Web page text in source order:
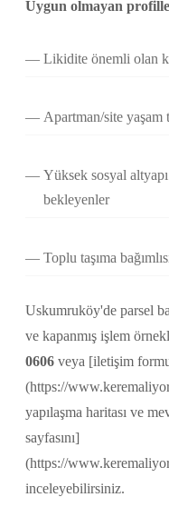
Uygun olmayan
Likidite önemli olan
Apartman/site yaşam
Yüksek sosyal
bekleyenler
Toplu taşıma
Uskumruköy'de parsel
ve kapanmış işlem
0606 veya [iletişim
(https://
yapılaşma haritası ve
sayfasını]
(https://
inceleyebilirsiniz.